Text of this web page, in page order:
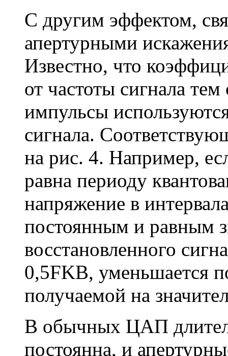
С другим эффектом,
апертурными
Известно, что
от частоты сигнала
импульсы
сигнала.
на рис. 4. Например,
равна периоду
напряжение в
постоянным и равным
восстановленного
0,5FKB, уменьшается
получаемой на
В обычных ЦАП
постоянна, и